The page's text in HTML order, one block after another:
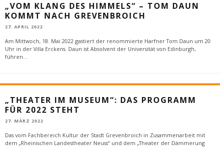
„VOM KLANG DES HIMMELS“ – TOM DAUN
KOMMT NACH GREVENBROICH
27. APRIL 2022
Am Mittwoch, 18. Mai 2022 gastiert der renommierte Harfner Tom Daun um 20
Uhr in der Villa Erckens. Daun ist Absolvent der Universität von Edinburgh,
führen...
„THEATER IM MUSEUM“: DAS PROGRAMM
FÜR 2022 STEHT
27. MÄRZ 2022
Das vom Fachbereich Kultur der Stadt Grevenbroich in Zusammenarbeit mit
dem „Rheinischen Landestheater Neuss“ und dem „Theater der Dämmerung